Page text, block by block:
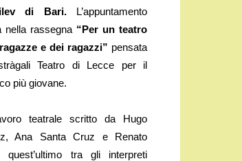
di Bari.L’appuntamento
nella rassegna “Per un teatro
e dei ragazzi” pensata
Teatro di Lecce per il
più giovane.
teatrale scritto da Hugo
Ana Santa Cruz e Renato
quest’ultimo tra gli interpreti